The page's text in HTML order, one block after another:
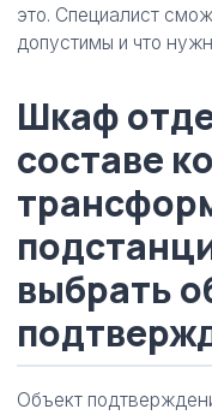
это. Специалист
допустимы и что
Шкаф
составе
выбрать
Объект